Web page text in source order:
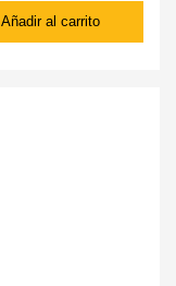
Añadir al carrito